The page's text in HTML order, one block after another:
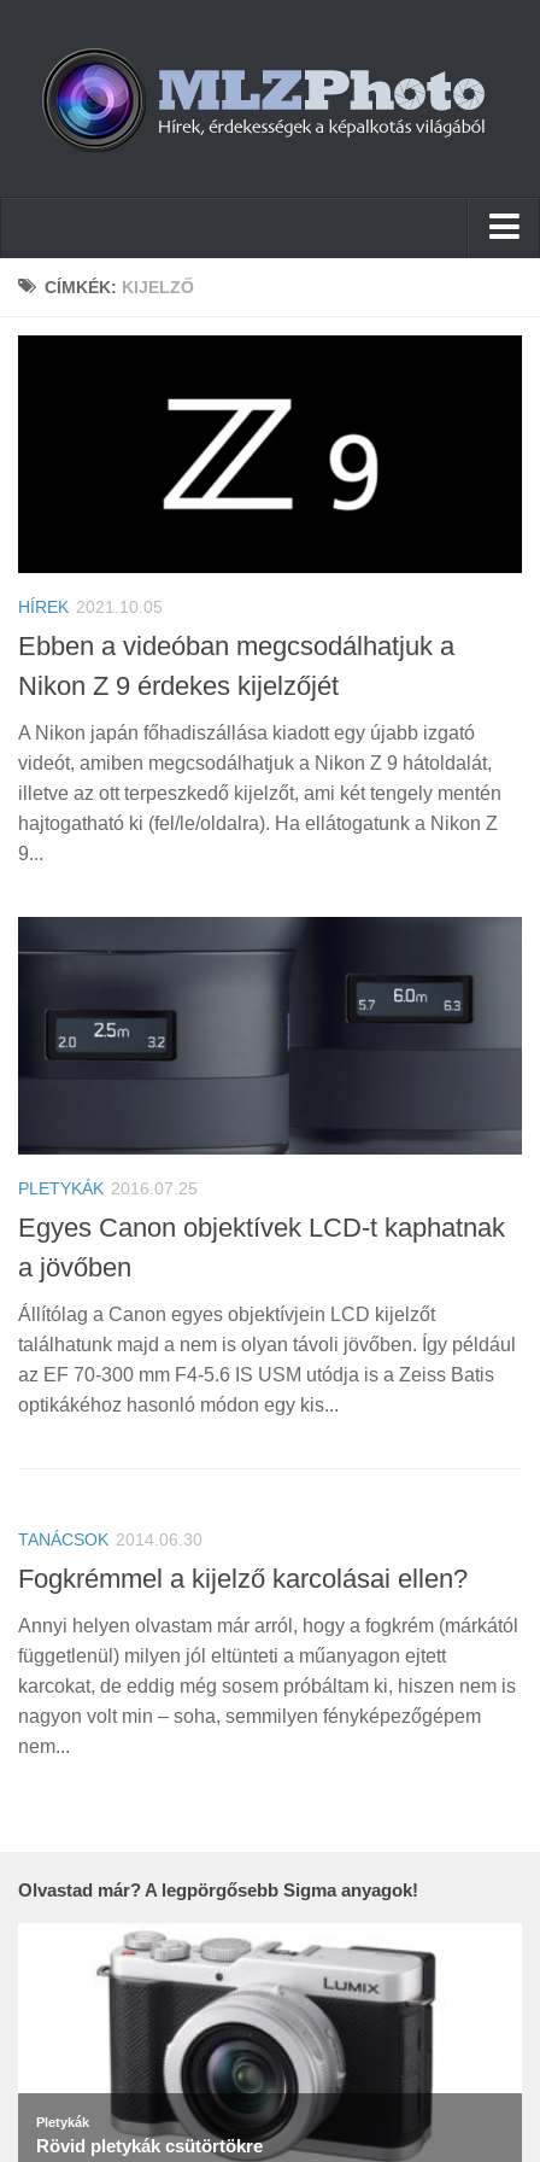
Hírek
Érdekességek
Helyszíni Riport
E-BB
CÍMKÉK: KIJELZŐ
HÍREK 2021.10.05
Ebben a videóban megcsodálhatjuk a
Nikon Z 9 érdekes kijelzőjét
A Nikon japán főhadiszállása kiadott egy újabb izgató
videót, amiben megcsodálhatjuk a Nikon Z 9 hátoldalát,
illetve az ott terpeszkedő kijelzőt, ami két tengely mentén
hajtogatható ki (fel/le/oldalra). Ha ellátogatunk a Nikon Z
9...
PLETYKÁK 2016.07.25
Egyes Canon objektívek LCD-t kaphatnak
a jövőben
Állítólag a Canon egyes objektívjein LCD kijelzőt
találhatunk majd a nem is olyan távoli jövőben. Így például
az EF 70-300 mm F4-5.6 IS USM utódja is a Zeiss Batis
optikákéhoz hasonló módon egy kis...
TANÁCSOK 2014.06.30
Fogkrémmel a kijelző karcolásai ellen?
Annyi helyen olvastam már arról, hogy a fogkrém (márkától
függetlenül) milyen jól eltünteti a műanyagon ejtett
karcokat, de eddig még sosem próbáltam ki, hiszen nem is
nagyon volt min – soha, semmilyen fényképezőgépem
nem...
Olvastad már? A legpörgősebb Sigma anyagok!